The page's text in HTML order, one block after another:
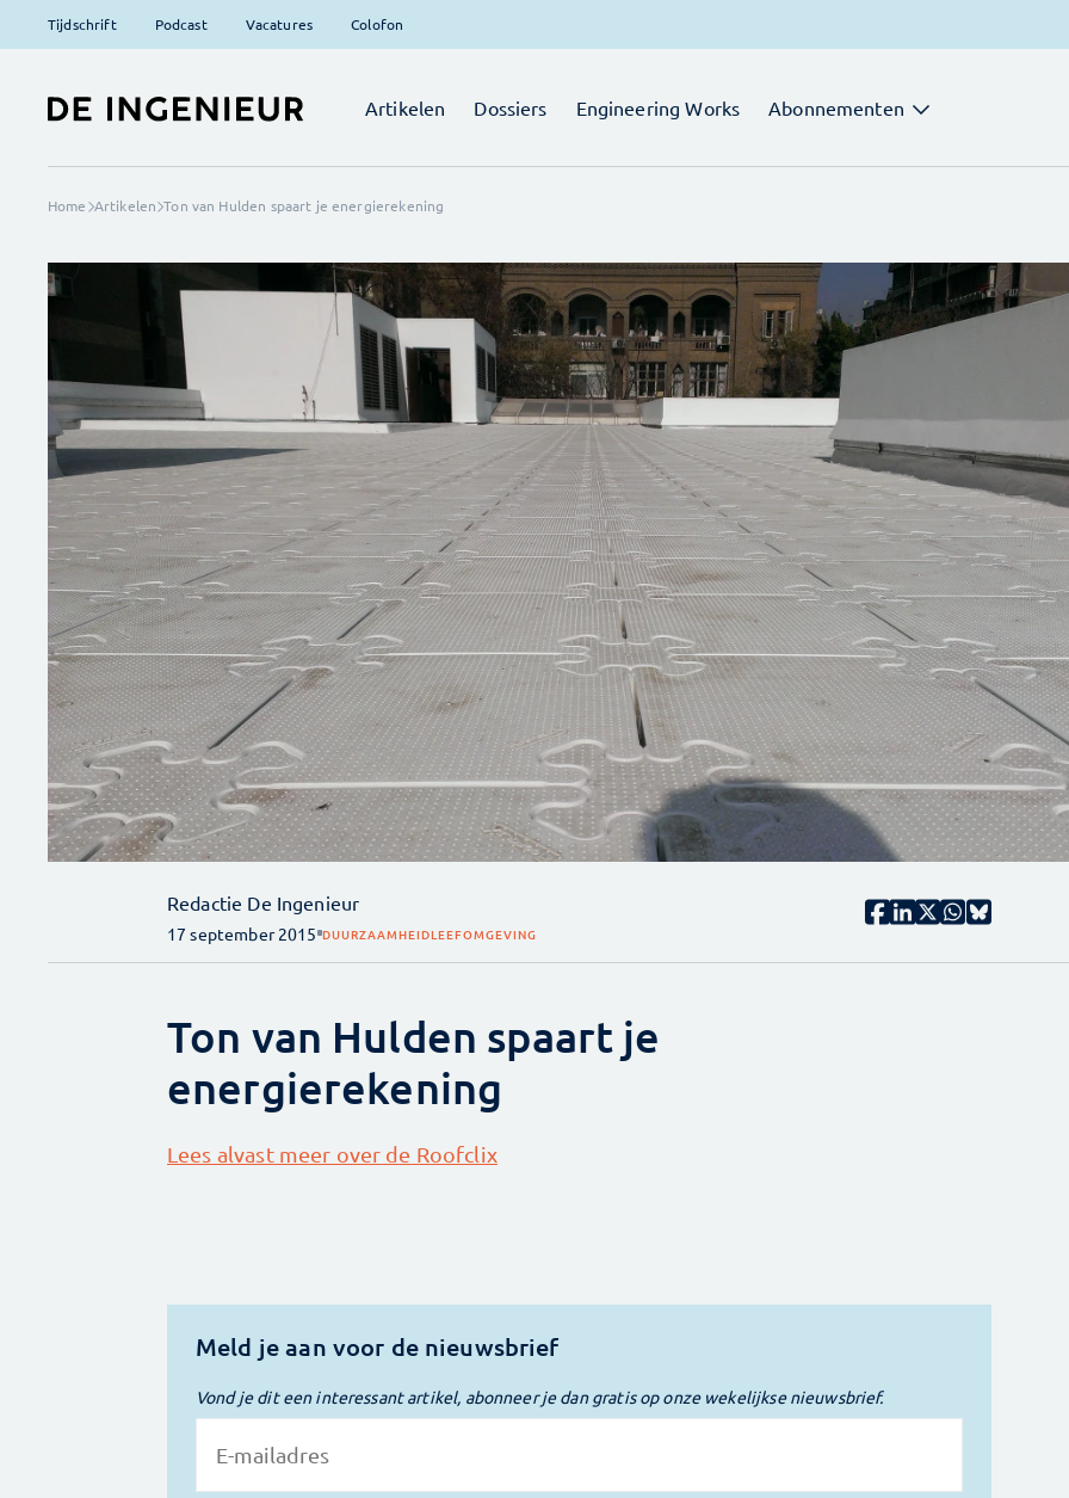
Tijdschrift Podcast Vacatures Colofon
Artikelen Dossiers Engineering Works Abonnementen
Home Artikelen Ton van Hulden spaart je energierekening
Redactie De Ingenieur
17 september 2015 DUURZAAMHEIDLEEFOMGEVING
Ton van Hulden spaart je
energierekening
Lees alvast meer over de Roofclix
Meld je aan voor de nieuwsbrief
Vond je dit een interessant artikel, abonneer je dan gratis op onze wekelijkse nieuwsbrief.